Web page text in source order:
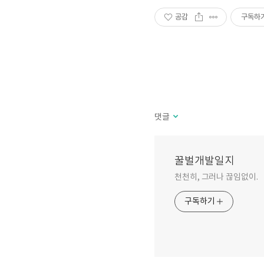
공감 구독하
댓글
꿀벌개발일지
천천히, 그러나 끊임없이.
구독하기